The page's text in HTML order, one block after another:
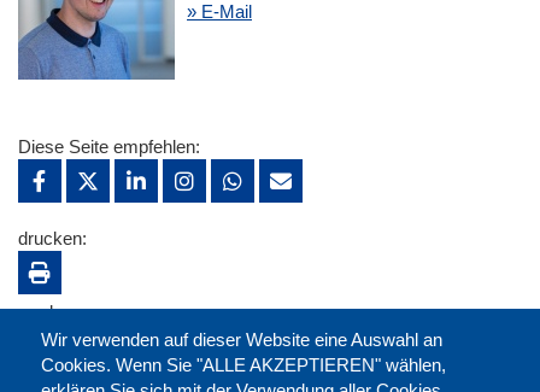
» E-Mail
Wir verwenden auf dieser Website eine Auswahl an
Cookies. Wenn Sie "ALLE AKZEPTIEREN" wählen,
Diese Seite empfehlen:
drucken:
merken: